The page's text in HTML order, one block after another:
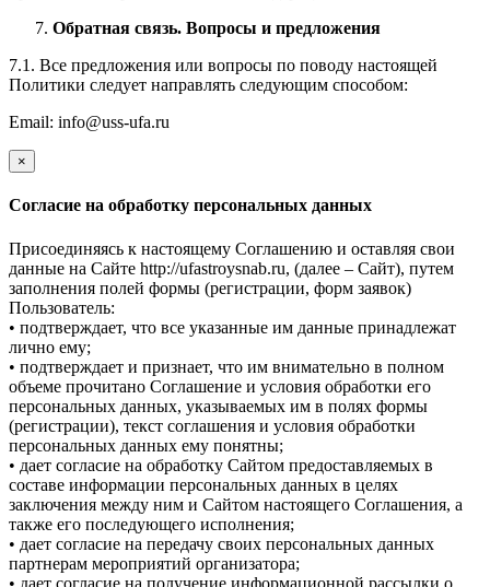
Обратная связь. Вопросы и предложения
7.1. Все предложения или вопросы по поводу настоящей
Политики следует направлять следующим способом:
Email: info@uss-ufa.ru
×
Cогласие на обработку персональных данных
Присоединяясь к настоящему Соглашению и оставляя свои
данные на Сайте http://ufastroysnab.ru, (далее – Сайт), путем
заполнения полей формы (регистрации, форм заявок)
Пользователь:
• подтверждает, что все указанные им данные принадлежат
лично ему;
• подтверждает и признает, что им внимательно в полном
объеме прочитано Соглашение и условия обработки его
персональных данных, указываемых им в полях формы
(регистрации), текст соглашения и условия обработки
персональных данных ему понятны;
• дает согласие на обработку Сайтом предоставляемых в
составе информации персональных данных в целях
заключения между ним и Сайтом настоящего Соглашения, а
также его последующего исполнения;
• дает согласие на передачу своих персональных данных
партнерам мероприятий организатора;
• дает согласие на получение информационной рассылки о